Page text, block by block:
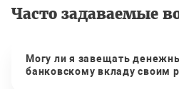
Часто задаваемые
Могу ли я завещать
банковскому вкладу своим